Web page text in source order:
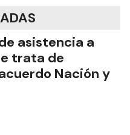
asistencia a
trata de
Nación y